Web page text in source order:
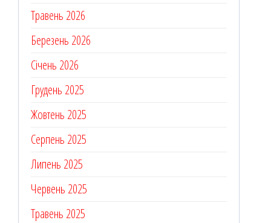
Травень 2026
Березень 2026
Січень 2026
Грудень 2025
Жовтень 2025
Серпень 2025
Липень 2025
Червень 2025
Травень 2025